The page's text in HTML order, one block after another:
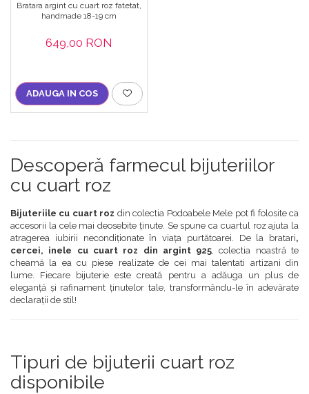
Bratara argint cu cuart roz fatetat,
handmade 18-19 cm
649,00 RON
ADAUGA IN COS
Descoperă farmecul bijuteriilor
cu cuart roz
Bijuteriile cu cuart roz din colectia Podoabele Mele pot fi folosite ca
accesorii la cele mai deosebite ținute. Se spune ca cuartul roz ajuta la
atragerea iubirii necondiționate în viața purtătoarei. De la bratari,
cercei, inele cu cuart roz din argint 925, colectia noastră te
cheamă la ea cu piese realizate de cei mai talentati artizani din
lume. Fiecare bijuterie este creată pentru a adăuga un plus de
eleganță și rafinament ținutelor tale, transformându-le în adevărate
declarații de stil!
Tipuri de bijuterii cuart roz
disponibile